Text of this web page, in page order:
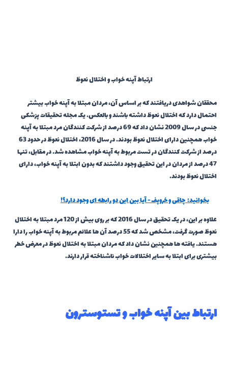
ارتباط آپنه خواب و اختلال نعوظ
محققان شواهدی دریافتند که بر اساس آن، مردان مبتلا به آپنه خواب بیشتر
احتمال دارد که اختلال نعوظ داشته باشند و بالعکس. یک مجله تحقیقات پزشکی
جنسی در سال 2009 نشان داد که 69 درصد از شرکت کنندگان مرد مبتلا به آپنه
خواب همچنین دارای اختلال نعوظ بودند. در سال 2016، اختلال نعوظ در حدود 63
درصد از شرکت کنندگان در تست مربوط به آپنه خواب مشاهده شد. در مقابل، تنها
47 درصد از مردان در این تحقیق وجود داشتند که بدون ابتلا به آپنه خواب، دارای
اختلال نعوظ بودند.
بخوانید:چاقی و خروپف - آیا بین این دو رابطه ای وجود دارد؟!
علاوه بر این، در یک تحقیق در سال 2016 که بر روی بیش از 120 مرد مبتلا به اختلال
نعوظ صورت گرفت، مشخص شد که 55 درصد آن ها علائم مربوط به آپنه خواب را دارا
هستند. یافته ها همچنین نشان داد که مردان مبتلا به اختلال نعوظ در معرض خطر
بیشتری برای ابتلا به سایر اختلالات خواب ناشناخته قرار دارند.
ارتباط بین آپنه خواب و تستوسترون